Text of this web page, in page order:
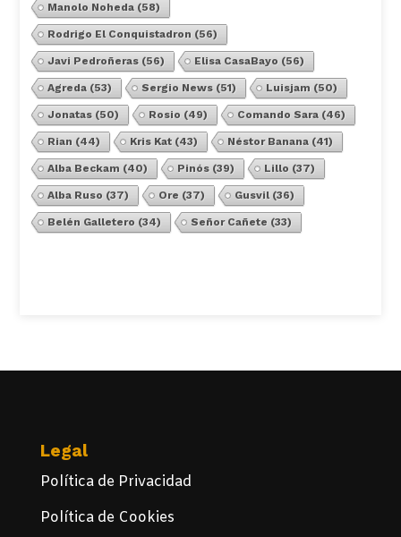
Manolo Noheda(58)
Rodrigo El Conquistadron (56)
Javi Pedroñeras(56) Elisa CasaBayo (56)
Agreda(53) Sergio News(51) Luisjam (50)
Jonatas(50) Rosio (49) Comando Sara(46)
Rian (44) Kris Kat(43) Néstor Banana(41)
Alba Beckam (40) Pinós(39) Lillo (37)
Alba Ruso (37) Ore (37) Gusvil(36)
Belén Galletero (34) Señor Cañete (33)
Legal
Política de Privacidad
Política de Cookies